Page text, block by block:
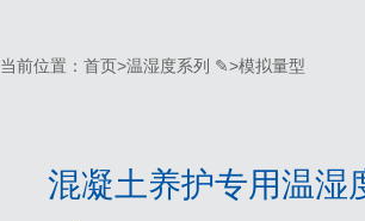
当前位置： 首页>温湿度系列 ✎>模拟量型
混凝土养护专用温湿